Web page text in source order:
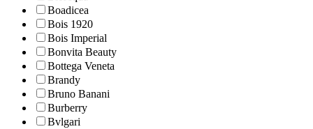
Boadicea
Bois 1920
Bois Imperial
Bonvita Beauty
Bottega Veneta
Brandy
Bruno Banani
Burberry
Bvlgari